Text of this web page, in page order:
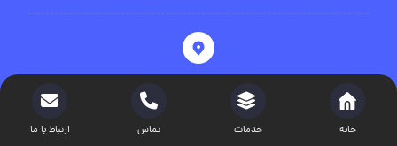
خانه خدمات تماس ارتباط با ما